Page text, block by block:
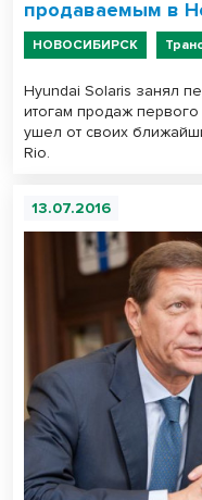
продаваемым в
НОВОСИБИРСК
Hyundai Solaris занял
итогам продаж
ушел от своих
Rio.
13.07.2016